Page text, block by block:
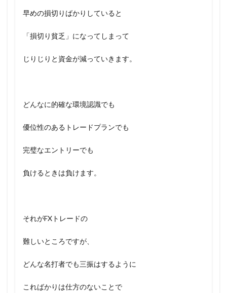
早めの損切りばかりしていると
「損切り貧乏」になってしまって
じりじりと資金が減っていきます。
どんなに的確な環境認識でも
優位性のあるトレードプランでも
完璧なエントリーでも
負けるときは負けます。
それがFXトレードの
難しいところですが、
どんな名打者でも三振はするように
こればかりは仕方のないことで